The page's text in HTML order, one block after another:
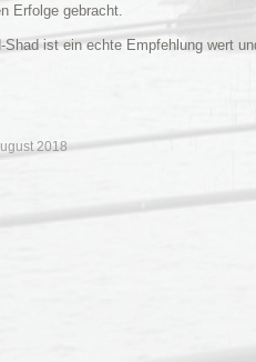
Erfolge gebracht.
Shad ist ein echte Empfehlung wert
2018